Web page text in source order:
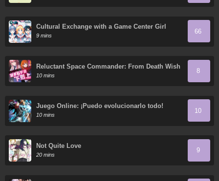
Cultural Exchange with a Game Center Girl
9 mins
66
Reluctant Space Commander: From Death Wish
to Galactic Hero!
10 mins
8
Juego Online: ¡Puedo evolucionarlo todo!
10 mins
10
Not Quite Love
20 mins
9